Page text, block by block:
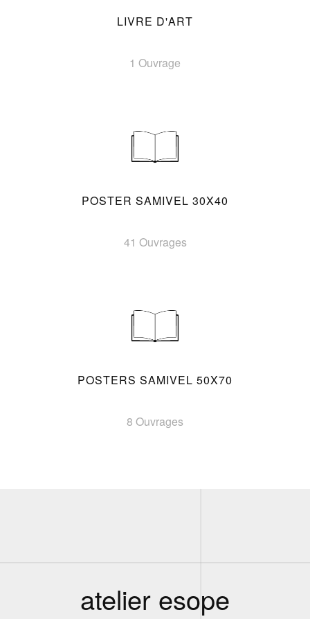
LIVRE D'ART
1 Ouvrage
POSTER SAMIVEL 30X40
41 Ouvrages
POSTERS SAMIVEL 50X70
8 Ouvrages
atelier esope